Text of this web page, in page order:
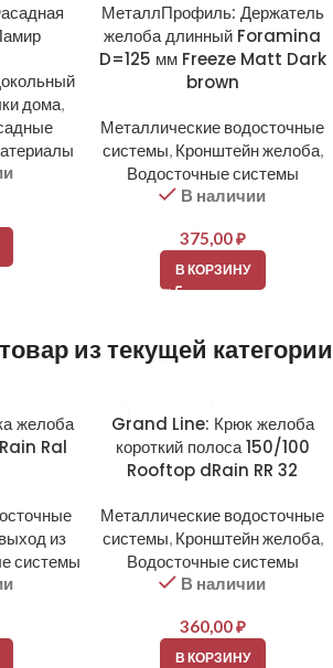
дома,
МеталлПрофиль: Держатель
желоба длинный Foramina
D=125 мм Freeze Matt Dark
brown
Металлические водосточные
системы, Кронштейн желоба,
Водосточные системы
В наличии
375,00₽
В КОРЗИНУ
из текущей категории
желоба
Ral
из
системы
Grand Line: Крюк желоба
короткий полоса 150/100
Rooftop dRain RR 32
Металлические водосточные
системы, Кронштейн желоба,
Водосточные системы
В наличии
360,00₽
В КОРЗИНУ